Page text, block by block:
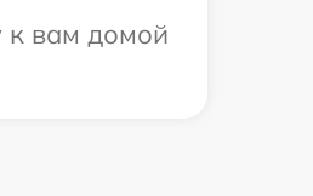
к вам домой